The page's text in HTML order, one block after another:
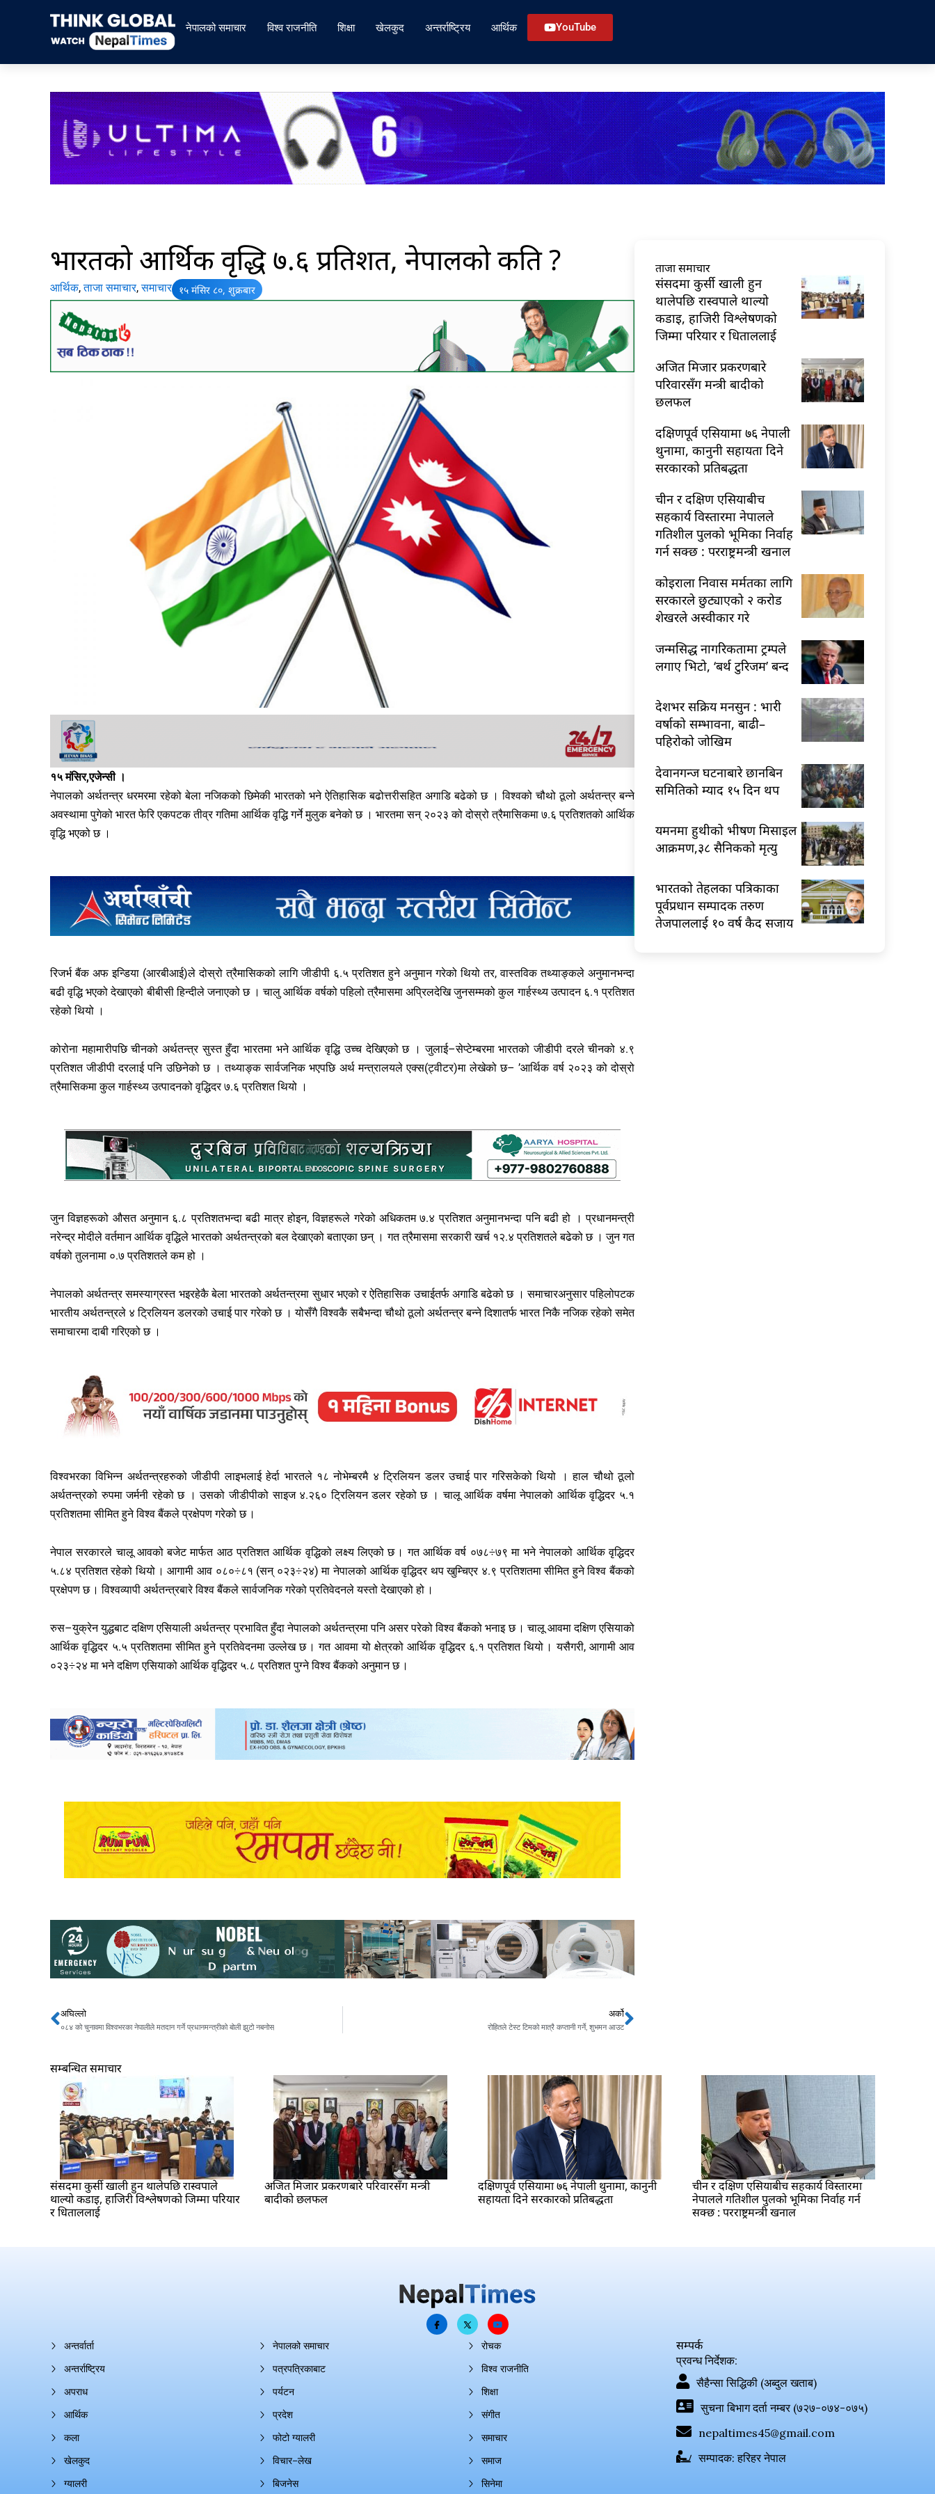
नेपालको समाचार विश्व राजनीति शिक्षा खेलकुद अन्तर्राष्ट्रिय आर्थिक YouTube
भारतको आर्थिक वृद्धि ७.६ प्रतिशत, नेपालको कति ?
आर्थिक,ताजा समाचार,समाचार १५ मंसिर ८०, शुक्रबार
१५ मंसिर,एजेन्सी ।
नेपालको अर्थतन्त्र धरमरमा रहेको बेला नजिकको छिमेकी भारतको भने ऐतिहासिक बढोत्तरीसहित अगाडि बढेको छ । विश्वको चौथो ठूलो अर्थतन्त्र बन्ने
अवस्थामा पुगेको भारत फेरि एकपटक तीव्र गतिमा आर्थिक वृद्धि गर्ने मुलुक बनेको छ । भारतमा सन् २०२३ को दोस्रो त्रैमासिकमा ७.६ प्रतिशतको आर्थिक
वृद्धि भएको छ ।
रिजर्भ बैंक अफ इन्डिया (आरबीआई)ले दोस्रो त्रैमासिकको लागि जीडीपी ६.५ प्रतिशत हुने अनुमान गरेको थियो तर, वास्तविक तथ्याङ्कले अनुमानभन्दा
बढी वृद्धि भएको देखाएको बीबीसी हिन्दीले जनाएको छ । चालु आर्थिक वर्षको पहिलो त्रैमासमा अप्रिलदेखि जुनसम्मको कुल गार्हस्थ्य उत्पादन ६.१ प्रतिशत
रहेको थियो ।
कोरोना महामारीपछि चीनको अर्थतन्त्र सुस्त हुँदा भारतमा भने आर्थिक वृद्धि उच्च देखिएको छ । जुलाई–सेप्टेम्बरमा भारतको जीडीपी दरले चीनको ४.९
प्रतिशत जीडीपी दरलाई पनि उछिनेको छ । तथ्याङ्क सार्वजनिक भएपछि अर्थ मन्त्रालयले एक्स(ट्वीटर)मा लेखेको छ– ’आर्थिक वर्ष २०२३ को दोस्रो
त्रैमासिकमा कुल गार्हस्थ्य उत्पादनको वृद्धिदर ७.६ प्रतिशत थियो ।
जुन विज्ञहरूको औसत अनुमान ६.८ प्रतिशतभन्दा बढी मात्र होइन, विज्ञहरूले गरेको अधिकतम ७.४ प्रतिशत अनुमानभन्दा पनि बढी हो । प्रधानमन्त्री
नरेन्द्र मोदीले वर्तमान आर्थिक वृद्धिले भारतको अर्थतन्त्रको बल देखाएको बताएका छन् । गत त्रैमासमा सरकारी खर्च १२.४ प्रतिशतले बढेको छ । जुन गत
वर्षको तुलनामा ०.७ प्रतिशतले कम हो ।
नेपालको अर्थतन्त्र समस्याग्रस्त भइरहेकै बेला भारतको अर्थतन्त्रमा सुधार भएको र ऐतिहासिक उचाईतर्फ अगाडि बढेको छ । समाचारअनुसार पहिलोपटक
भारतीय अर्थतन्त्रले ४ ट्रिलियन डलरको उचाई पार गरेको छ । योसँगै विश्वकै सबैभन्दा चौथो ठूलो अर्थतन्त्र बन्ने दिशातर्फ भारत निकै नजिक रहेको समेत
समाचारमा दाबी गरिएको छ ।
विश्वभरका विभिन्न अर्थतन्त्रहरुको जीडीपी लाइभलाई हेर्दा भारतले १८ नोभेम्बरमै ४ ट्रिलियन डलर उचाई पार गरिसकेको थियो । हाल चौथो ठूलो
अर्थतन्त्रको रुपमा जर्मनी रहेको छ । उसको जीडीपीको साइज ४.२६० ट्रिलियन डलर रहेको छ । चालू आर्थिक वर्षमा नेपालको आर्थिक वृद्धिदर ५.१
प्रतिशतमा सीमित हुने विश्व बैंकले प्रक्षेपण गरेको छ ।
नेपाल सरकारले चालू आवको बजेट मार्फत आठ प्रतिशत आर्थिक वृद्धिको लक्ष्य लिएको छ । गत आर्थिक वर्ष ०७८÷७९ मा भने नेपालको आर्थिक वृद्धिदर
५.८४ प्रतिशत रहेको थियो । आगामी आव ०८०÷८१ (सन् ०२३÷२४) मा नेपालको आर्थिक वृद्धिदर थप खुम्चिएर ४.९ प्रतिशतमा सीमित हुने विश्व बैंकको
प्रक्षेपण छ । विश्वव्यापी अर्थतन्त्रबारे विश्व बैंकले सार्वजनिक गरेको प्रतिवेदनले यस्तो देखाएको हो ।
रुस–युक्रेन युद्धबाट दक्षिण एसियाली अर्थतन्त्र प्रभावित हुँदा नेपालको अर्थतन्त्रमा पनि असर परेको विश्व बैंकको भनाइ छ । चालू आवमा दक्षिण एसियाको
आर्थिक वृद्धिदर ५.५ प्रतिशतमा सीमित हुने प्रतिवेदनमा उल्लेख छ । गत आवमा यो क्षेत्रको आर्थिक वृद्धिदर ६.१ प्रतिशत थियो । यसैगरी, आगामी आव
०२३÷२४ मा भने दक्षिण एसियाको आर्थिक वृद्धिदर ५.८ प्रतिशत पुग्ने विश्व बैंकको अनुमान छ ।
Prev
अघिल्लो
०८४ को चुनावमा विश्वभरका नेपालीले मतदान गर्ने प्रधानमन्त्रीको बोली झुटो नबनोस्
अर्को
रोहितले टेस्ट टिमको मात्रै कप्तानी गर्ने, शुभमन आउटNext
ताजा समाचार
संसदमा कुर्सी खाली हुन
थालेपछि रास्वपाले थाल्यो
कडाइ, हाजिरी विश्लेषणको
जिम्मा परियार र धिताललाई
अजित मिजार प्रकरणबारे
परिवारसँग मन्त्री बादीको
छलफल
दक्षिणपूर्व एसियामा ७६ नेपाली
थुनामा, कानुनी सहायता दिने
सरकारको प्रतिबद्धता
चीन र दक्षिण एसियाबीच
सहकार्य विस्तारमा नेपालले
गतिशील पुलको भूमिका निर्वाह
गर्न सक्छ : परराष्ट्रमन्त्री खनाल
कोइराला निवास मर्मतका लागि
सरकारले छुट्याएको २ करोड
शेखरले अस्वीकार गरे
जन्मसिद्ध नागरिकतामा ट्रम्पले
लगाए भिटो, ‘बर्थ टुरिजम’ बन्द
देशभर सक्रिय मनसुन : भारी
वर्षाको सम्भावना, बाढी–
पहिरोको जोखिम
देवानगन्ज घटनाबारे छानबिन
समितिको म्याद १५ दिन थप
यमनमा हुथीको भीषण मिसाइल
आक्रमण,३८ सैनिकको मृत्यु
भारतकाे तेहलका पत्रिकाका
पूर्वप्रधान सम्पादक तरुण
तेजपाललाई १० वर्ष कैद सजाय
सम्बन्धित समाचार
संसदमा कुर्सी खाली हुन थालेपछि रास्वपाले
थाल्यो कडाइ, हाजिरी विश्लेषणको जिम्मा परियार
र धिताललाई
अजित मिजार प्रकरणबारे परिवारसँग मन्त्री
बादीको छलफल
दक्षिणपूर्व एसियामा ७६ नेपाली थुनामा, कानुनी
सहायता दिने सरकारको प्रतिबद्धता
चीन र दक्षिण एसियाबीच सहकार्य विस्तारमा
नेपालले गतिशील पुलको भूमिका निर्वाह गर्न
सक्छ : परराष्ट्रमन्त्री खनाल
अन्तर्वार्ता
अन्तर्राष्ट्रिय
अपराध
आर्थिक
कला
खेलकुद
ग्यालरी
नेपालको समाचार
पत्रपत्रिकाबाट
पर्यटन
प्रदेश
फोटो ग्यालरी
विचार–लेख
बिजनेस
रोचक
विश्व राजनीति
शिक्षा
संगीत
समाचार
समाज
सिनेमा
सम्पर्क
प्रवन्ध निर्देशक:
सैहैन्सा सिद्धिकी (अब्दुल खताब)
सुचना बिभाग दर्ता नम्बर (७२७-०७४-०७५)
nepaltimes45@gmail.com
सम्पादक: हरिहर नेपाल